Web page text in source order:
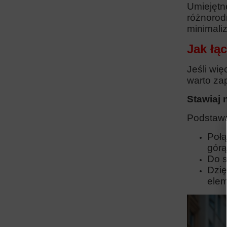
Jak
Jeśli
warto
Stawiaj
Do